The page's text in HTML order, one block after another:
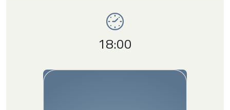
Godzina wydarzenia,
18:00